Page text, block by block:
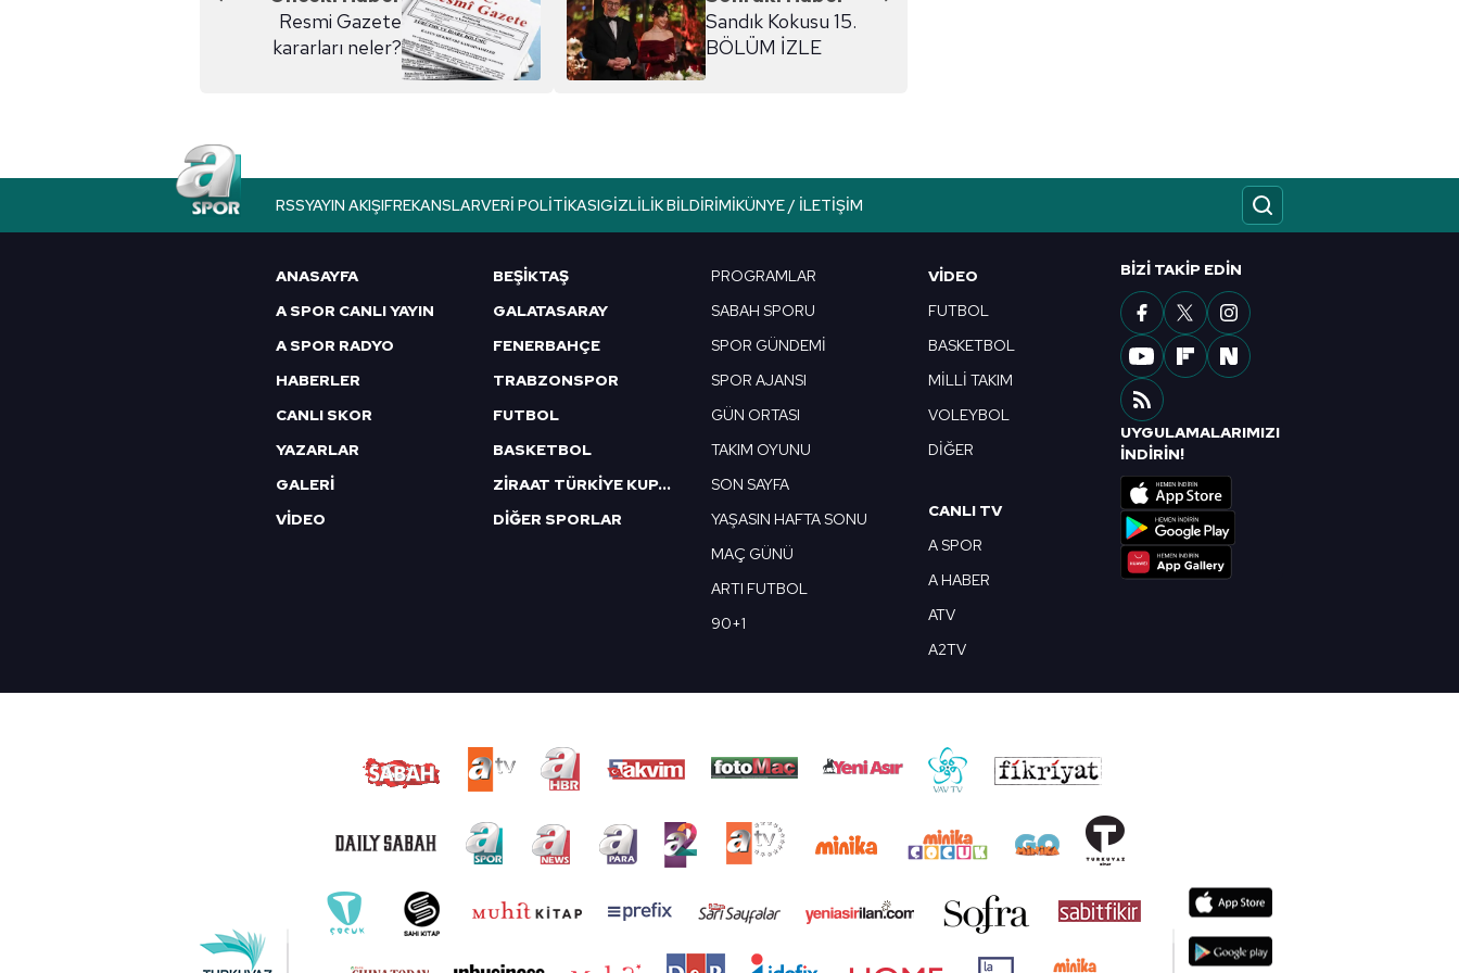
Resmi Gazete
kararları neler?
Sandık Kokusu 15.
BÖLÜM İZLE
RSSYAYIN AKIŞIFREKANSLARVERI POLITIKASIGIZLILIK BILDIRIMIKÜNYE / İLETIŞIM
ANASAYFA
A SPOR CANLI YAYIN
A SPOR RADYO
HABERLER
CANLI SKOR
YAZARLAR
GALERİ
VİDEO
BEŞİKTAŞ
GALATASARAY
FENERBAHÇE
TRABZONSPOR
FUTBOL
BASKETBOL
ZİRAAT TÜRKİYE KUPASI
DİĞER SPORLAR
PROGRAMLAR
SABAH SPORU
SPOR GÜNDEMİ
SPOR AJANSI
GÜN ORTASI
TAKIM OYUNU
SON SAYFA
YAŞASIN HAFTA SONU
MAÇ GÜNÜ
ARTI FUTBOL
90+1
VIDEO
FUTBOL
BASKETBOL
MİLLİ TAKIM
VOLEYBOL
DİĞER
CANLI TV
A SPOR
A HABER
ATV
A2TV
BIZI TAKIP EDIN
UYGULAMALARIMIZI
İNDİRİN!